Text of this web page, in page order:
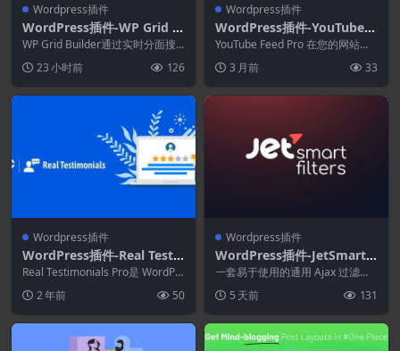
Wordpress插件
WordPress插件-WP Grid B
uilder 2.3.5–创建高级可过滤
和分面网格
WP Grid Builder通过实时分面搜
合等构...
23 小时前 126
Wordpress插件
WordPress插件-YouTube F
eed Pro 2.6.5–WordPress
版YouTube订阅
YouTube Feed Pro 在您的网站上
3 月前 33
Wordpress插件
WordPress插件-Real Testi
monials Pro 3.2.0–WordPr
ess推荐插件
Real Testimonials Pro是 WordPr
2 年前 50
Wordpress插件
WordPress插件-JetSmartFi
lters 3.8.4-Elementor的高
级过滤器插件
一套易于使用的通用 Ajax 过滤
ooComme...
5 天前 131